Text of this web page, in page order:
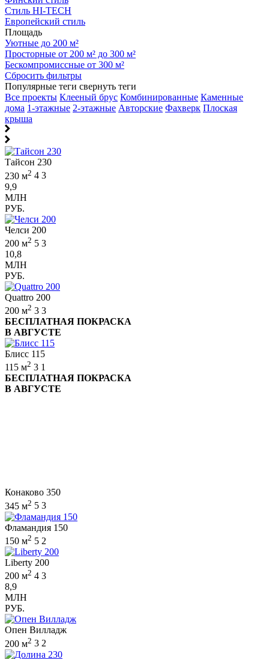
Стиль HI-TECH
Европейский стиль
Площадь
Уютные до 200 м²
Просторные от 200 м² до 300 м²
Бескомпромиссные от 300 м²
Сбросить фильтры
Популярные теги свернуть теги
Все проекты Клееный брус Комбинированные Каменные
дома 1-этажные 2-этажные Авторские Фахверк Плоская
крыша
Тайсон 230
230 м2 4 3
9,9
МЛН
РУБ.
Челси 200
200 м2 5 3
10,8
МЛН
РУБ.
Quattro 200
200 м2 3 3
БЕСПЛАТНАЯ ПОКРАСКА
В АВГУСТЕ
Блисс 115
115 м2 3 1
БЕСПЛАТНАЯ ПОКРАСКА
В АВГУСТЕ
Конаково 350
345 м2 5 3
Фламандия 150
150 м2 5 2
Liberty 200
200 м2 4 3
8,9
МЛН
РУБ.
Опен Вилладж
200 м2 3 2